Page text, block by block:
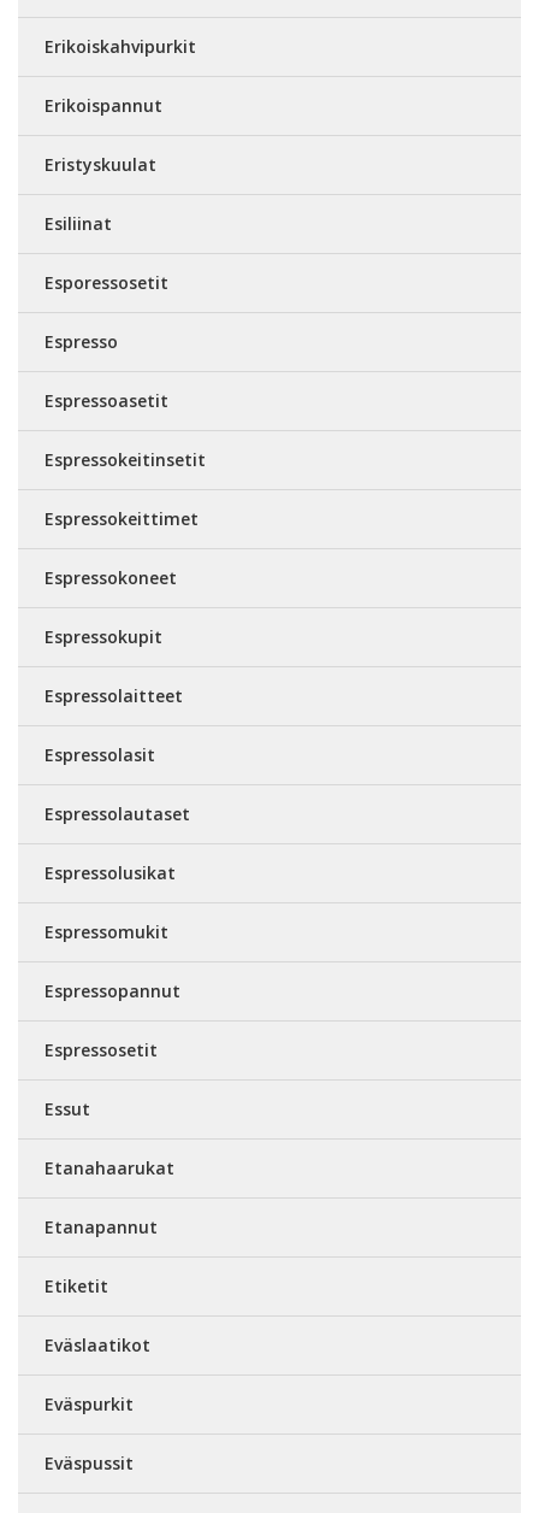
Erikoiskahvipurkit
Erikoispannut
Eristyskuulat
Esiliinat
Esporessosetit
Espresso
Espressoasetit
Espressokeitinsetit
Espressokeittimet
Espressokoneet
Espressokupit
Espressolaitteet
Espressolasit
Espressolautaset
Espressolusikat
Espressomukit
Espressopannut
Espressosetit
Essut
Etanahaarukat
Etanapannut
Etiketit
Eväslaatikot
Eväspurkit
Eväspussit